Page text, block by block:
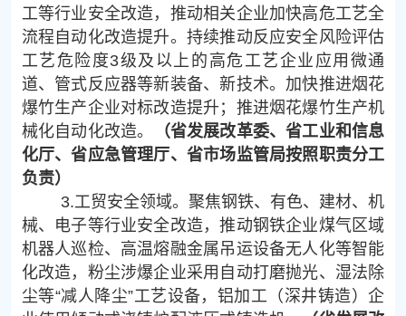
工等行业安全改造，推动相关企业加快高危工艺全
流程自动化改造提升。持续推动反应安全风险评估
工艺危险度3级及以上的高危工艺企业应用微通
道、管式反应器等新装备、新技术。加快推进烟花
爆竹生产企业对标改造提升；推进烟花爆竹生产机
械化自动化改造。
（省发展改革委、省工业和信息
化厅、省应急管理厅、省市场监管局按照职责分工
负责）
3.工贸安全领域。聚焦钢铁、有色、建材、机
械、电子等行业安全改造，推动钢铁企业煤气区域
机器人巡检、高温熔融金属吊运设备无人化等智能
化改造，粉尘涉爆企业采用自动打磨抛光、湿法除
尘等“减人降尘”工艺设备，铝加工（深井铸造）企